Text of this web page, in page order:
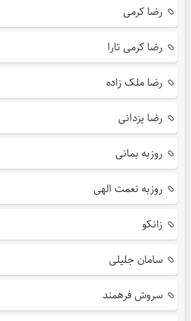
رضا کرمی
رضا کرمی تارا
رضا ملک زاده
رضا یزدانی
روزبه بمانی
روزبه نعمت الهی
زانکو
سامان جلیلی
سروش فرهمند